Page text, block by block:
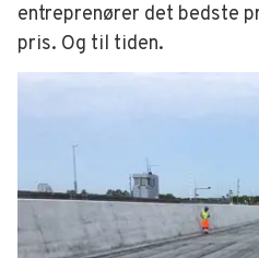
entreprenører det bedste
pris. Og til tiden.